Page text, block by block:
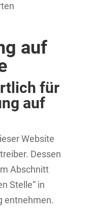
auf
für
auf
Website
Dessen
Abschnitt
Stelle“ in
entnehmen.